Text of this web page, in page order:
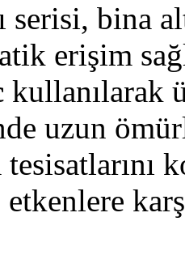
serisi, bina
erişim
kullanılarak
uzun
etkenlere